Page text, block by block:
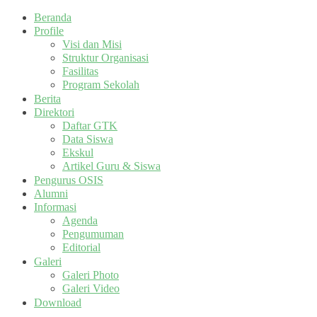
Beranda
Profile
Visi dan Misi
Struktur Organisasi
Fasilitas
Program Sekolah
Berita
Direktori
Daftar GTK
Data Siswa
Ekskul
Artikel Guru & Siswa
Pengurus OSIS
Alumni
Informasi
Agenda
Pengumuman
Editorial
Galeri
Galeri Photo
Galeri Video
Download